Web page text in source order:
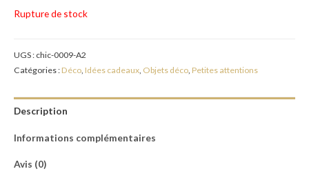
Rupture de stock
UGS : chic-0009-A2
Catégories : Déco Idées cadeaux Objets déco Petites attentions
Description
Informations complémentaires
Avis (0)